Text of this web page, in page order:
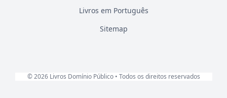
Livros em Português
Sitemap
© 2026 Livros Domínio Público • Todos os direitos reservados